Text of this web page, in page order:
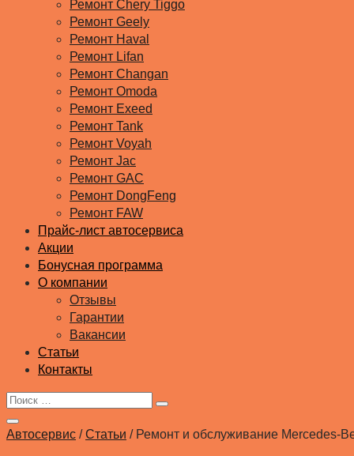
Ремонт Chery Tiggo
Ремонт Geely
Ремонт Haval
Ремонт Lifan
Ремонт Changan
Ремонт Omoda
Ремонт Exeed
Ремонт Tank
Ремонт Voyah
Ремонт Jac
Ремонт GAC
Ремонт DongFeng
Ремонт FAW
Прайс-лист автосервиса
Акции
Бонусная программа
О компании
Отзывы
Гарантии
Вакансии
Статьи
Контакты
Автосервис / Статьи / Ремонт и обслуживание Mercedes-